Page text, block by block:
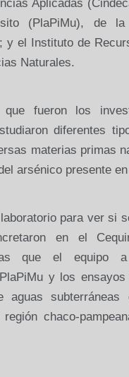
Aplicadas
(PlaPiMu), de
y el Instituto de
Naturales.
que fueron los
diferentes
materias primas
arsénico presente
para ver si
en el
que el equipo
y los
aguas subterráneas
chaco-